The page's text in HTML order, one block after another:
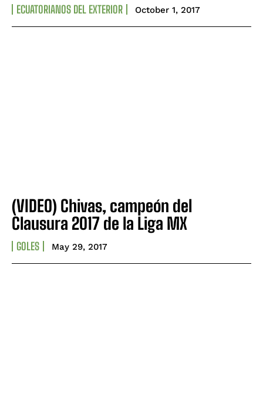
ECUATORIANOS DEL EXTERIOR October 1, 2017
(VIDEO) Chivas, campeón del
Clausura 2017 de la Liga MX
GOLES May 29, 2017